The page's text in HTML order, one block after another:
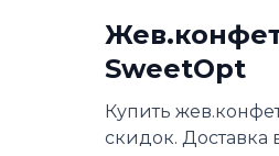
SweetOpt
Купить
скидок. Доставка